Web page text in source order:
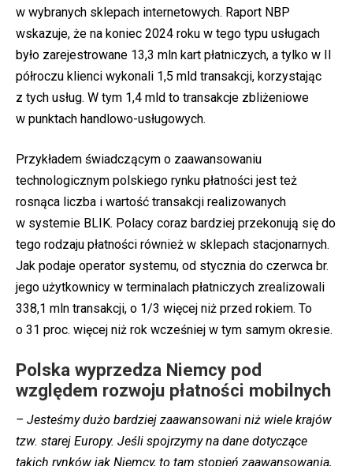
w wybranych sklepach internetowych. Raport NBP
wskazuje, że na koniec 2024 roku w tego typu usługach
było zarejestrowane 13,3 mln kart płatniczych, a tylko w II
półroczu klienci wykonali 1,5 mld transakcji, korzystając
z tych usług. W tym 1,4 mld to transakcje zbliżeniowe
w punktach handlowo-usługowych.
Przykładem świadczącym o zaawansowaniu
technologicznym polskiego rynku płatności jest też
rosnąca liczba i wartość transakcji realizowanych
w systemie BLIK. Polacy coraz bardziej przekonują się do
tego rodzaju płatności również w sklepach stacjonarnych.
Jak podaje operator systemu, od stycznia do czerwca br.
jego użytkownicy w terminalach płatniczych zrealizowali
338,1 mln transakcji, o 1/3 więcej niż przed rokiem. To
o 31 proc. więcej niż rok wcześniej w tym samym okresie.
Polska wyprzedza Niemcy pod
względem rozwoju płatności mobilnych
– Jesteśmy dużo bardziej zaawansowani niż wiele krajów
tzw. starej Europy. Jeśli spojrzymy na dane dotyczące
takich rynków jak Niemcy, to tam stopień zaawansowania,